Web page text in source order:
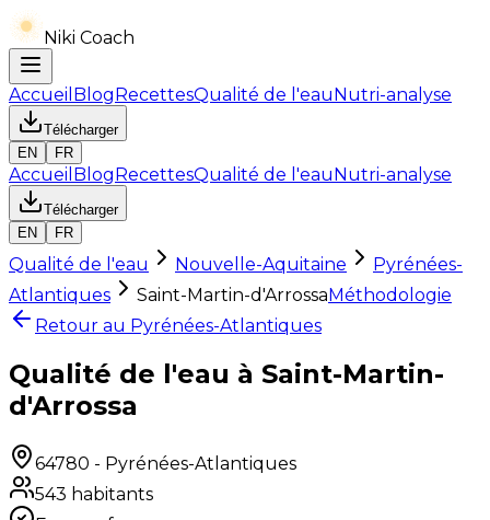
Niki Coach
Accueil BlogRecettesQualité de l'eauNutri-analyse
Télécharger
EN
FR
Accueil BlogRecettesQualité de l'eauNutri-analyse
Télécharger
EN
FR
Qualité de l'eau Nouvelle-Aquitaine
Pyrénées-
Atlantiques
Saint-Martin-d'ArrossaMéthodologie
Retour au Pyrénées-Atlantiques
Qualité de l'eau à Saint-Martin-
d'Arrossa
64780 - Pyrénées-Atlantiques
543 habitants